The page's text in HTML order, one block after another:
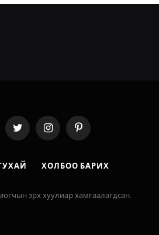
Twitter InstagramPinterest
ХОЛБОО БАРИХ
эрх хуулиар хамгаалагдсан.